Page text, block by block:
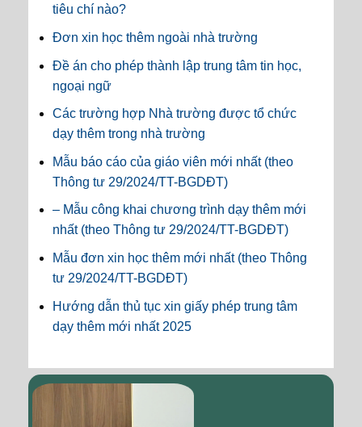
tiêu chí nào?
Đơn xin học thêm ngoài nhà trường
Đề án cho phép thành lập trung tâm tin học,
ngoại ngữ
Các trường hợp Nhà trường được tổ chức
dạy thêm trong nhà trường
Mẫu báo cáo của giáo viên mới nhất (theo
Thông tư 29/2024/TT-BGDĐT)
– Mẫu công khai chương trình dạy thêm mới
nhất (theo Thông tư 29/2024/TT-BGDĐT)
Mẫu đơn xin học thêm mới nhất (theo Thông
tư 29/2024/TT-BGDĐT)
Hướng dẫn thủ tục xin giấy phép trung tâm
dạy thêm mới nhất 2025